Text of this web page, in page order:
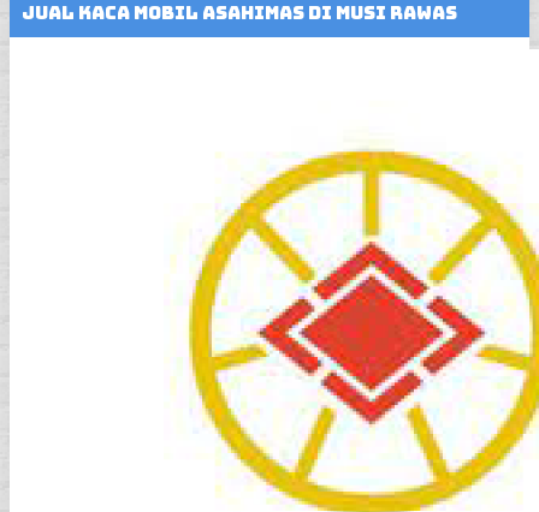
Jual Kaca Mobil Asahimas Di Musi Rawas